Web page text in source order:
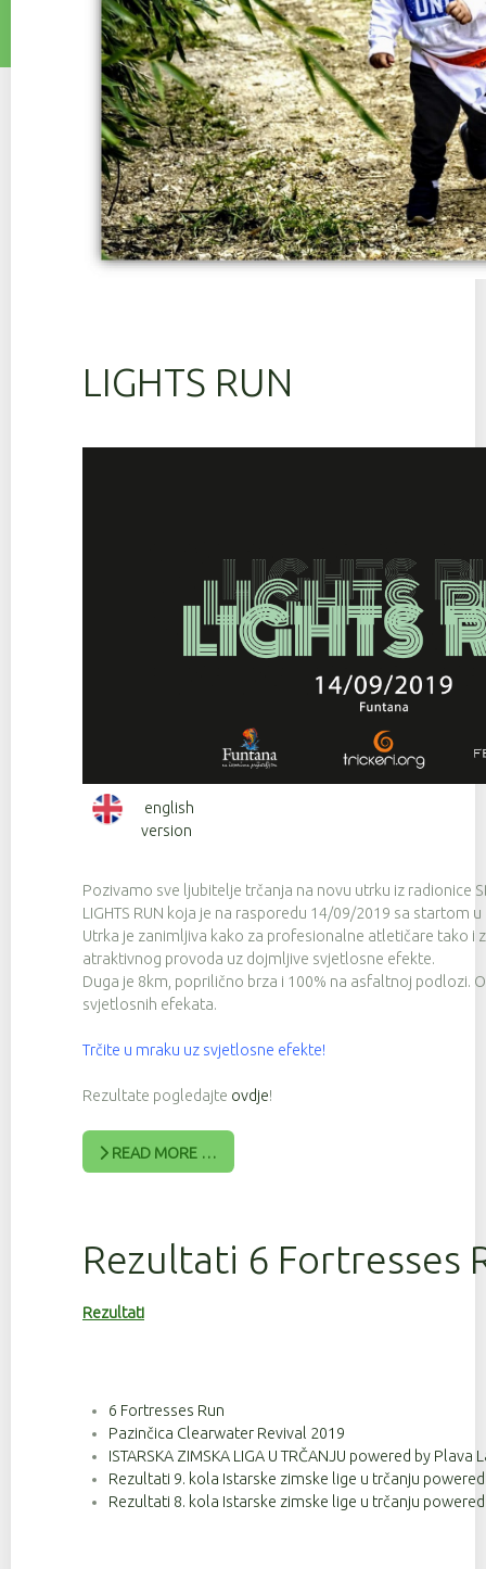
LIGHTS RUN
english
version
Pozivamo sve ljubitelje trčanja na novu utrku iz radionice
LIGHTS RUN koja je na rasporedu 14/09/2019 sa startom
Utrka je zanimljiva kako za profesionalne atletičare tako i
atraktivnog provoda uz dojmljive svjetlosne efekte.
Duga je 8km, poprilično brza i 100% na asfaltnoj podlozi.
svjetlosnih efekata.
Trčite u mraku uz svjetlosne efekte!
Rezultate pogledajte ovdje!
READ MORE …
Rezultati 6 Fortresses
Rezultati
6 Fortresses Run
Pazinčica Clearwater Revival 2019
ISTARSKA ZIMSKA LIGA U TRČANJU powered by
Rezultati 9. kola Istarske zimske lige u trčanju
Rezultati 8. kola Istarske zimske lige u trčanju